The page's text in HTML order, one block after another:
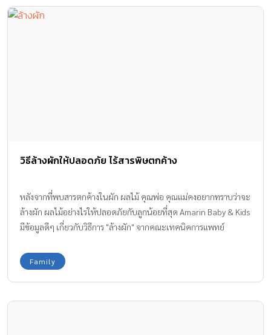
วิธีล้างผักให้ปลอดภัย ไร้สารพิษตกค้าง
หลังจากที่พบสารตกค้างในผัก ผลไม้ คุณพ่อ คุณแม่คงอยากทราบว่าจะ
ล้างผัก ผลไม้อย่างไรให้ปลอดภัยกับลูกน้อยที่สุด Amarin Baby & Kids
มีข้อมูลดีๆ เกี่ยวกับวิธีการ "ล้างผัก" จากคณะเทคนิคการแพทย์
Family